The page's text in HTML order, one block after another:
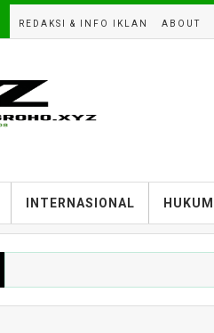
REDAKSI & INFO IKLAN ABOUT
INTERNASIONAL HUKUM